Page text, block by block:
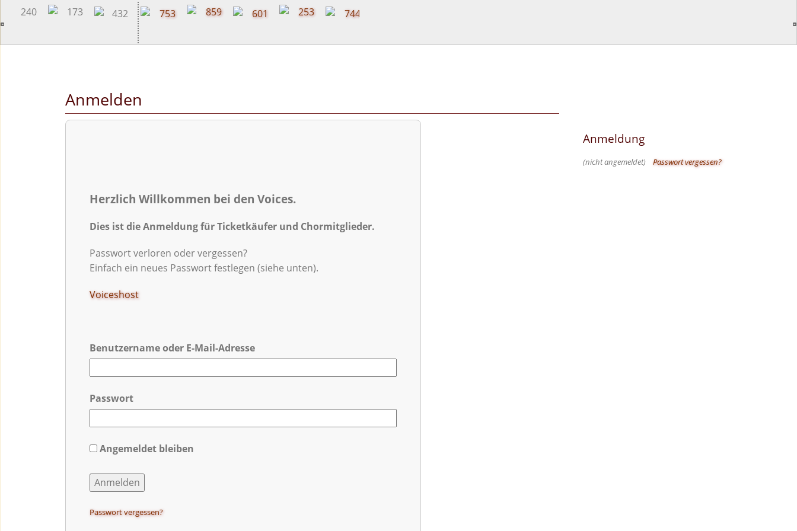
content
Anmelden
Herzlich Willkommen bei den Voices.
Dies ist die Anmeldung für Ticketkäufer und Chormitglieder.
Passwort verloren oder vergessen?
Einfach ein neues Passwort festlegen (siehe unten).
Voiceshost
Benutzername oder E-Mail-Adresse
Passwort
Angemeldet bleiben
Passwort vergessen?
Anmeldung
(nicht angemeldet)Passwort vergessen?